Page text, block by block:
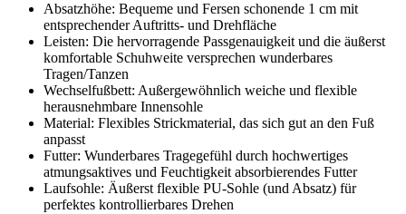
Absatzhöhe: Bequeme und Fersen schonende 1 cm mit
entsprechender Auftritts- und Drehfläche
Leisten: Die hervorragende Passgenauigkeit und die äußerst
komfortable Schuhweite versprechen wunderbares
Tragen/Tanzen
Wechselfußbett: Außergewöhnlich weiche und flexible
herausnehmbare Innensohle
Material: Flexibles Strickmaterial, das sich gut an den Fuß
anpasst
Futter: Wunderbares Tragegefühl durch hochwertiges
atmungsaktives und Feuchtigkeit absorbierendes Futter
Laufsohle: Äußerst flexible PU-Sohle (und Absatz) für
perfektes kontrollierbares Drehen